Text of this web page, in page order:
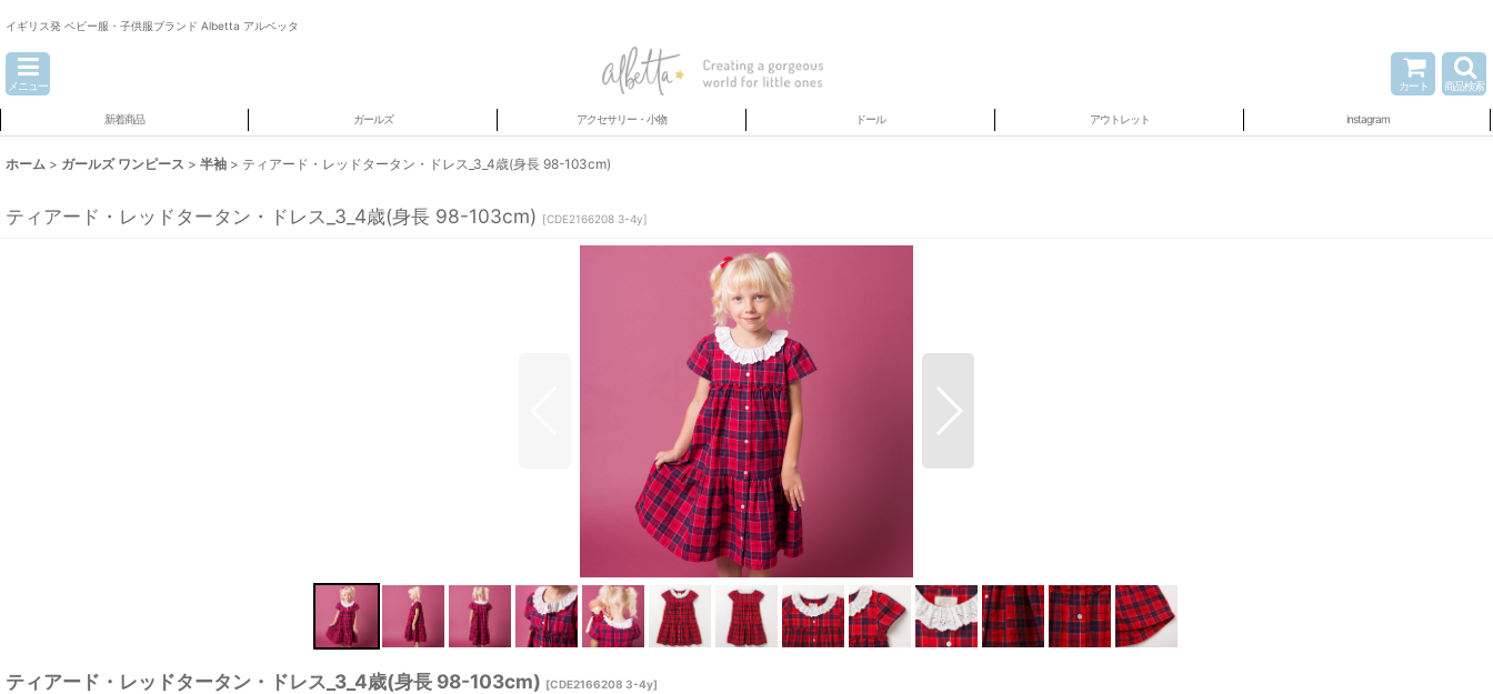
イギリス発 ベビー服・子供服ブランド Albetta アルベッタ
メニュー カート 商品検索
新着商品 ガールズ アクセサリー・小物 ドール アウトレット instagram
ホーム > ガールズ ワンピース > 半袖 > ティアード・レッドタータン・ドレス_3_4歳(身長 98-103cm)
ティアード・レッドタータン・ドレス_3_4歳(身長 98-103cm) [CDE2166208 3-4y]
ティアード・レッドタータン・ドレス_3_4歳(身長 98-103cm) [CDE2166208 3-4y]